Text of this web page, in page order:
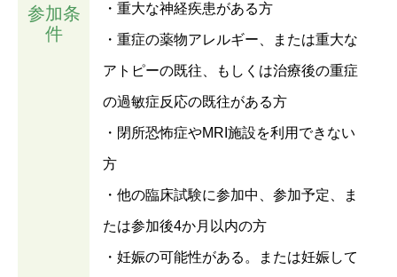
参加条
件
・重大な神経疾患がある方
・重症の薬物アレルギー、または重大な
アトピーの既往、もしくは治療後の重症
の過敏症反応の既往がある方
・閉所恐怖症やMRI施設を利用できない
方
・他の臨床試験に参加中、参加予定、ま
たは参加後4か月以内の方
・妊娠の可能性がある。または妊娠して